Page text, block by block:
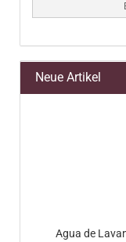
Neue Artikel
Agua de